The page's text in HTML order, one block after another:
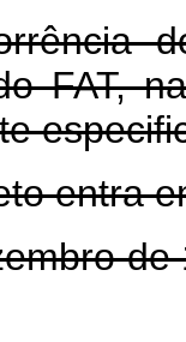
FAT,
entra
de